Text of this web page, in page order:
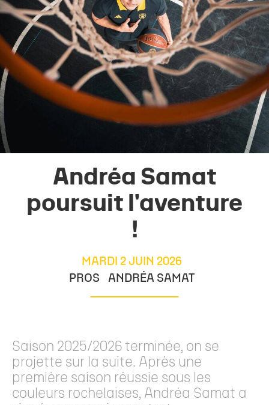
Andréa Samat
poursuit l'aventure
!
MARDI 2 JUIN 2026
PROS
ANDRÉA SAMAT
Saison 2025/2026 terminée, on se
projette sur la suite. Après une
première saison réussie sous les
couleurs rochelaises, Andréa Samat a